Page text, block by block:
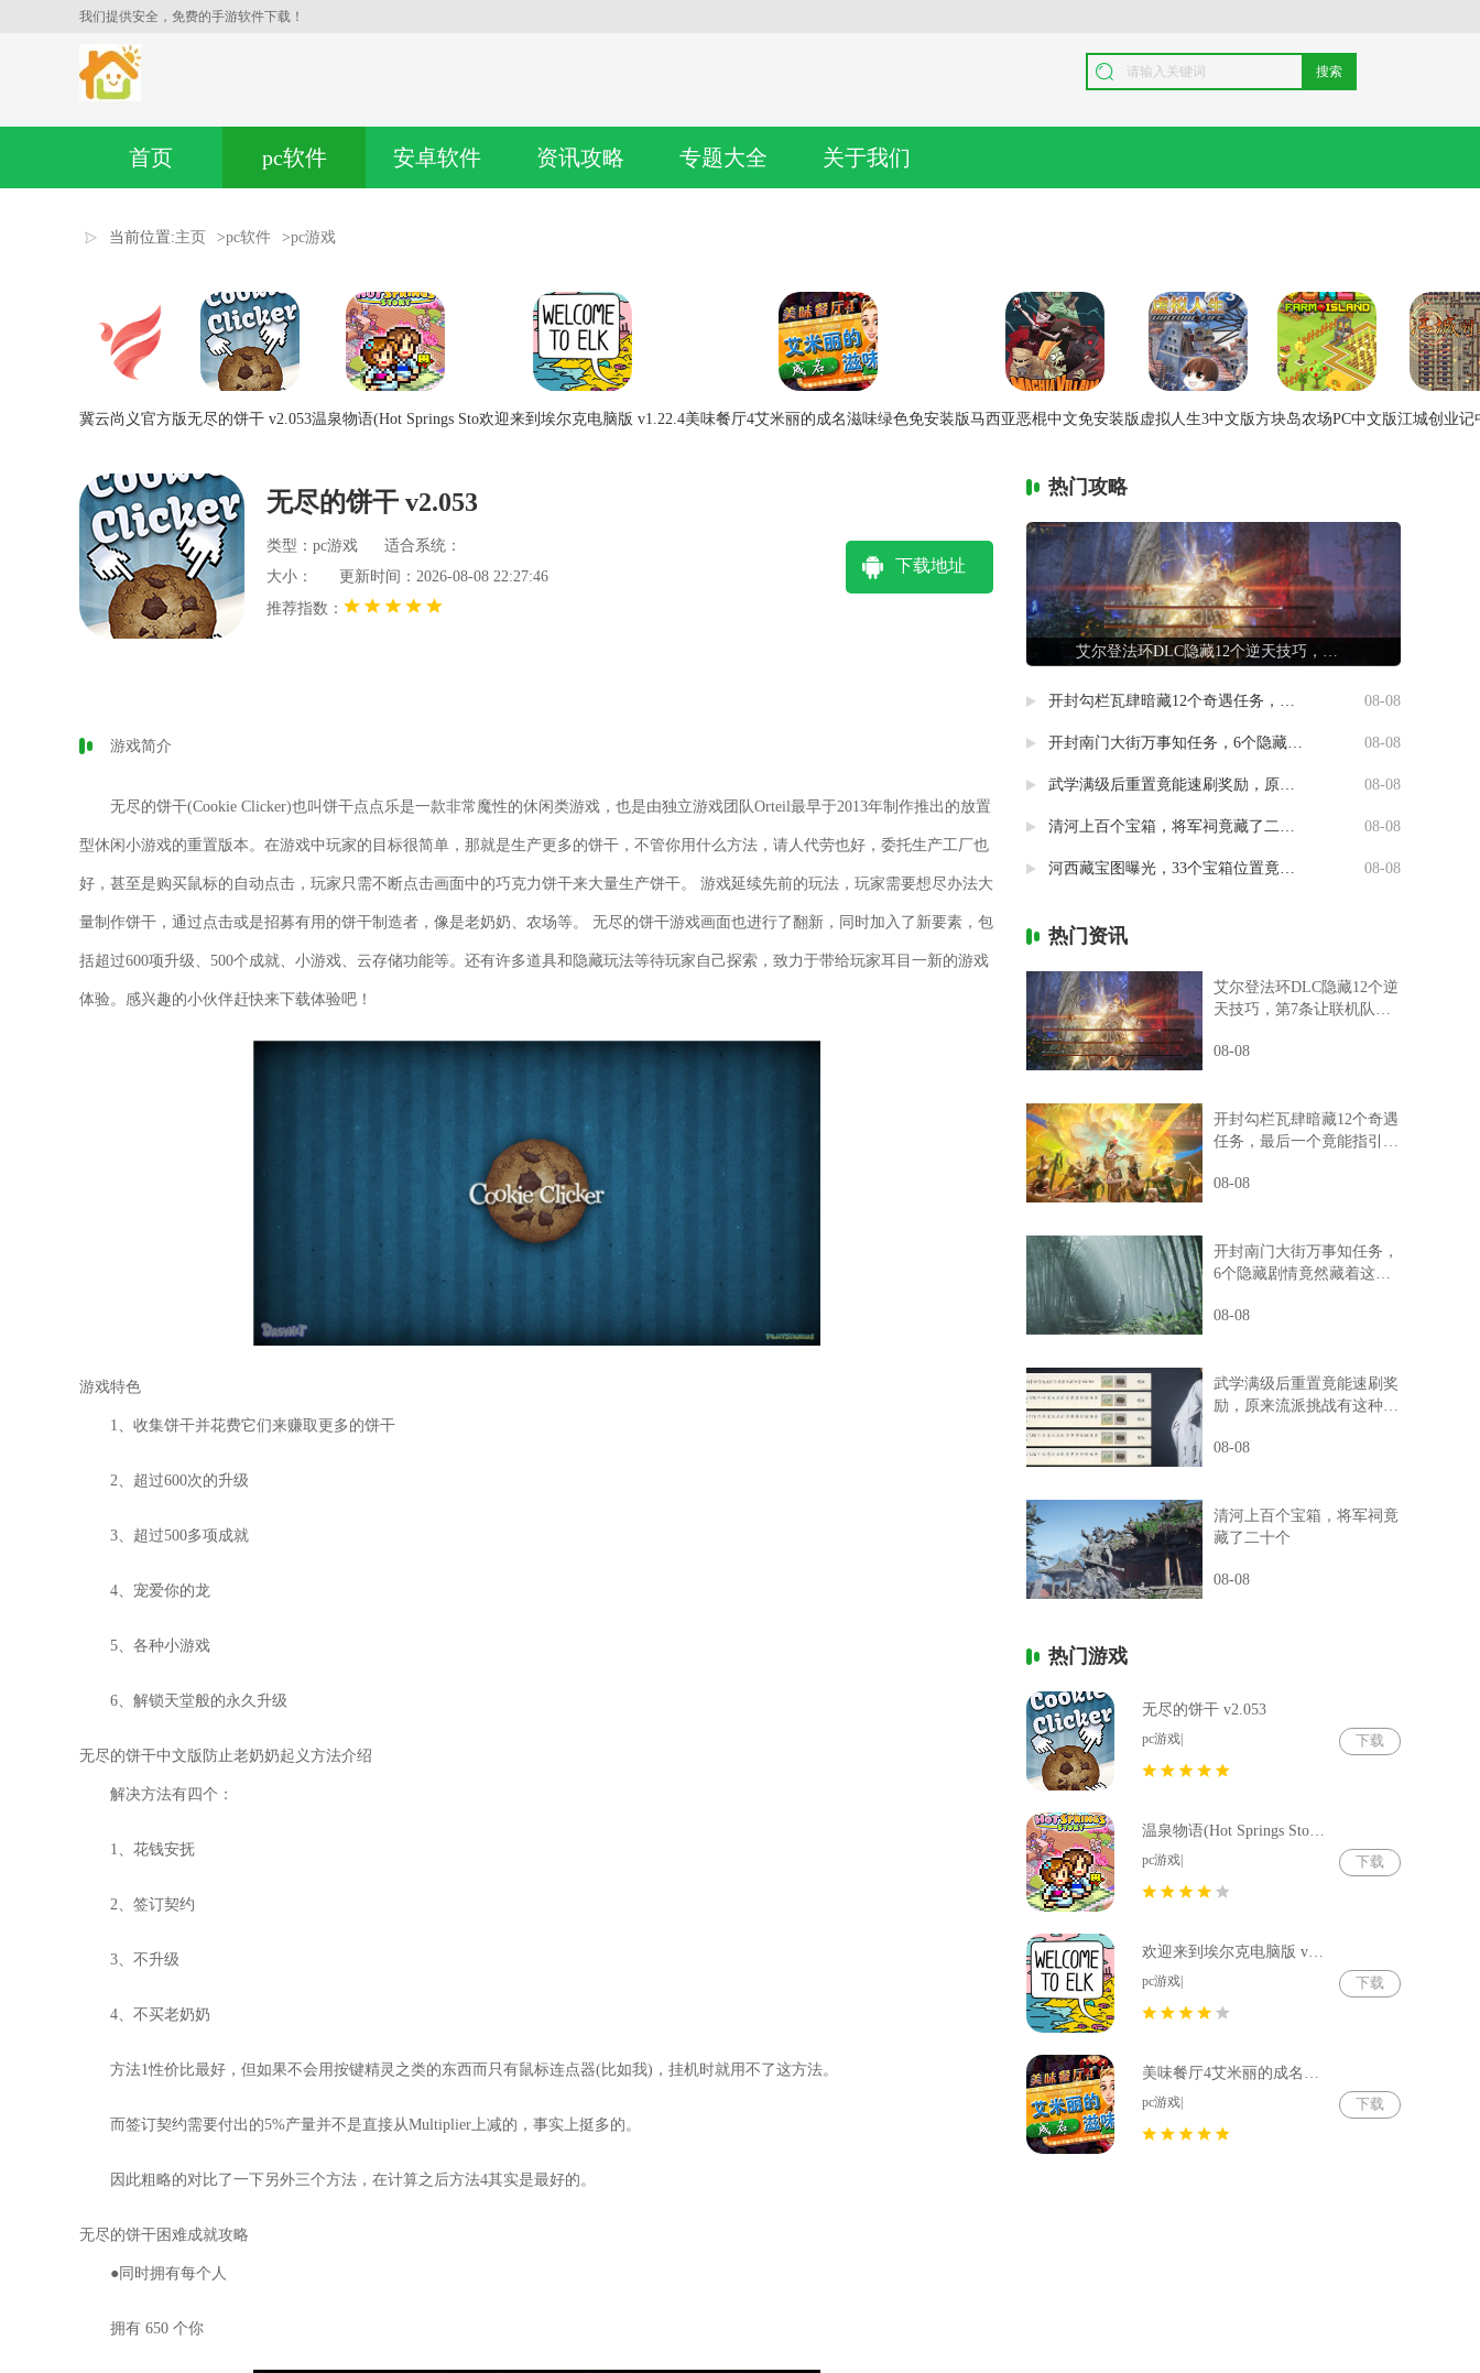
我们提供安全，免费的手游软件下载！
搜索
首页 pc软件 安卓软件 资讯攻略 专题大全 关于我们
当前位置:主页 >pc软件 >pc游戏
冀云尚义官方版无尽的饼干 v2.053温泉物语(Hot Springs Sto欢迎来到埃尔克电脑版 v1.22.4美味餐厅4艾米丽的成名滋味绿色免安装版马西亚恶棍中文免安装版 虚拟人生3中文版方块岛农场PC中文版江城创业记
无尽的饼干 v2.053
类型：pc游戏
适合系统：
大小：
更新时间：2026-08-08 22:27:46
推荐指数：
下载地址
游戏简介
无尽的饼干(Cookie Clicker)也叫 饼干点点乐是一款非常魔性的休闲类游戏，也是由独立游戏团队Orteil最早于2013年制作推出的放置
型休闲小游戏的重置版本。在游戏中玩家的目标很简单，那就是生产更多的饼干，不管你用什么方法，请人代劳也好，委托生产工厂也
好，甚至是购买鼠标的自动点击，玩家只需不断点击画面中的巧克力饼干来大量生产饼干。 游戏延续先前的玩法，玩家需要想尽办法大
量制作饼干，通过点击或是招募有用的饼干制造者，像是老奶奶、农场等。 无尽的饼干游戏画面也进行了翻新，同时加入了新要素，包
括超过600项升级、500个成就、小游戏、云存储功能等。还有许多道具和隐藏玩法等待玩家自己探索，致力于带给玩家耳目一新的游戏
体验。感兴趣的小伙伴赶快来下载体验吧！
游戏特色
1、收集饼干并花费它们来赚取更多的饼干
2、超过600次的升级
3、超过500多项成就
4、宠爱你的龙
5、各种小游戏
6、解锁天堂般的永久升级
无尽的饼干中文版防止老奶奶起义方法介绍
解决方法有四个：
1、花钱安抚
2、签订契约
3、不升级
4、不买老奶奶
方法1性价比最好，但如果不会用按键精灵之类的东西而只有鼠标连点器(比如我)，挂机时就用不了这方法。
而签订契约需要付出的5%产量并不是直接从Multiplier上减的，事实上挺多的。
因此粗略的对比了一下另外三个方法，在计算之后方法4其实是最好的。
无尽的饼干困难成就攻略
●同时拥有每个人
拥有 650 个你
热门攻略
艾尔登法环DLC隐藏12个逆天技巧，第7条让联机队友惊掉下巴
开封勾栏瓦肆暗藏12个奇遇任务，最后一个竟能指引人生方向 08-08
开封南门大街万事知任务，6个隐藏剧情竟然藏着这样的秘密 08-08
武学满级后重置竟能速刷奖励，原来流派挑战有这种捷径 08-08
清河上百个宝箱，将军祠竟藏了二十个 08-08
河西藏宝图曝光，33个宝箱位置竟然暗藏玄机 08-08
热门资讯
艾尔登法环DLC隐藏12个逆
天技巧，第7条让联机队友
08-08
开封勾栏瓦肆暗藏12个奇遇
任务，最后一个竟能指引人
08-08
开封南门大街万事知任务，
6个隐藏剧情竟然藏着这样
08-08
武学满级后重置竟能速刷奖
励，原来流派挑战有这种捷
08-08
清河上百个宝箱，将军祠竟
藏了二十个
08-08
热门游戏
无尽的饼干 v2.053
pc游戏| 下载
温泉物语(Hot Springs Story) v2.79
pc游戏| 下载
欢迎来到埃尔克电脑版 v1.22.4
pc游戏| 下载
pc游戏| 下载